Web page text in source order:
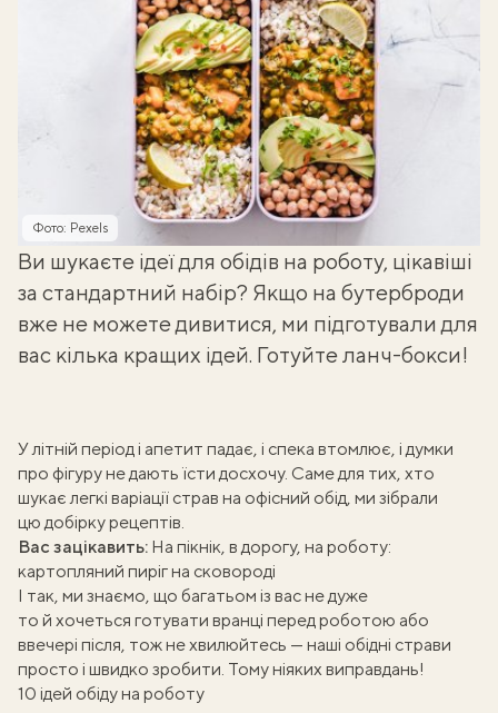
Фото: Pexels
Ви шукаєте ідеї для обідів на роботу, цікавіші
за стандартний набір? Якщо на бутерброди
вже не можете дивитися, ми підготували для
вас кілька кращих ідей. Готуйте ланч-бокси!
У літній період і апетит падає, і спека втомлює, і думки
про фігуру не дають їсти досхочу. Саме для тих, хто
шукає легкі варіації страв на офісний обід, ми зібрали
цю добірку рецептів.
Вас зацікавить: На пікнік, в дорогу, на роботу:
картопляний пиріг на сковороді
І так, ми знаємо, що багатьом із вас не дуже
то й хочеться готувати вранці перед роботою або
ввечері після, тож не хвилюйтесь — наші обідні страви
просто і швидко зробити. Тому ніяких виправдань!
10 ідей обіду на роботу